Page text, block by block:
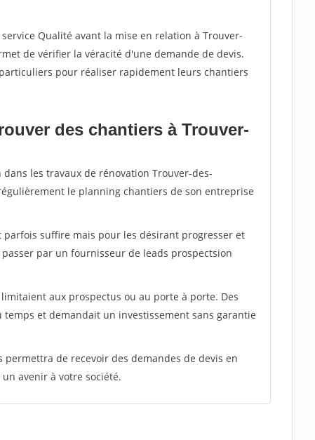
Qualité avant la mise en relation à Trouver-
de vérifier la véracité d'une demande de devis.
pour réaliser rapidement leurs chantiers
des chantiers à Trouver-
les travaux de rénovation Trouver-des-
le planning chantiers de son entreprise
suffire mais pour les désirant progresser et
par un fournisseur de leads prospectsion
aux prospectus ou au porte à porte. Des
et demandait un investissement sans garantie
de recevoir des demandes de devis en
avenir à votre société.